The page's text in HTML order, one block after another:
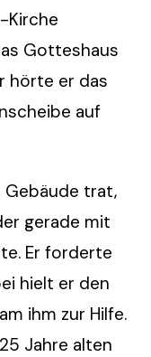
Kirche
Gotteshaus
hörte er das
auf
Gebäude trat,
gerade mit
Er forderte
hielt er den
ihm zur Hilfe.
Jahre alten